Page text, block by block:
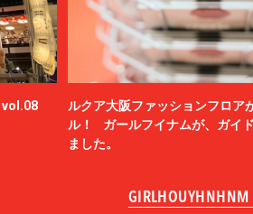
vol.08
ルクア大阪ファッションフロア
ル！ ガールフイナムが、ガイ
ました。
GIRLHOUYHNHNM